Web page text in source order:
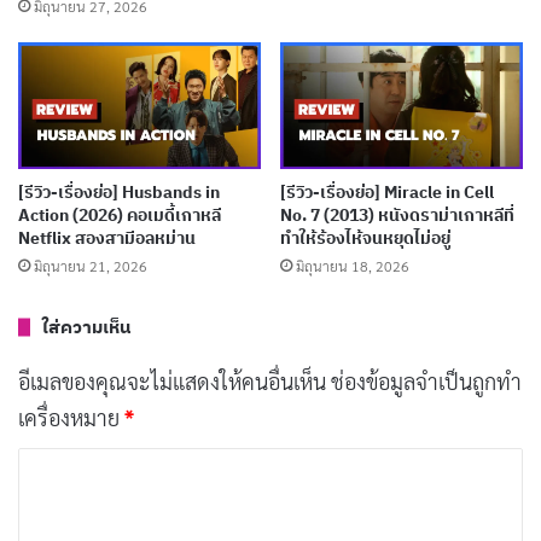
(Dae-geun) หนุ่มผู้นำเยาวชน และ บงซัม (Bong-sam)
หัวหน้าหมู่บ้านผู้มีนิสัยชอบแอบดู (voyeur) ที่เน้นทั้งภาพ
และ เสียง! ความผิดปกติในพฤติกรรมของบงซัมเริ่มถูก
จับตาโดยภรรยา ขณะเดียวกัน ซังชอล (Ahn Jeong-gyun)
อาชญากรหนีตายก็หลบหนีเข้ามาในหมู่บ้าน และบังคับ
ข่มขืนสองพี่น้อง แต่ที่น่าสนใจคือ ความสัมพันธ์ที่เริ่มจาก
การบังคับค่อยๆ เปลี่ยนเป็นความต้องการร่วมกัน และ
พล็อตอาจดูเรียบง่าย สาวเมืองผู้กระหายทางเพศย้ายไป
ชนบท ชายท้องถิ่นลุ่มหลง แต่พวกเธอกลับพอใจกับการ
สำเร็จความใคร่ จนกระทั่งชายแปลกหน้าบุกเข้ามาและได้
มิถุนายน 27, 2026
[รีวิว-เรื่องย่อ] Husbands in
Action (2026) คอเมดี้เกาหลี
Netflix สองสามีอลหม่าน
มิถุนายน 21, 2026
[รีวิว-เรื่องย่อ] Miracle in Cell
No. 7 (2013) หนังดราม่าเกาหลีที่
ทำให้ร้องไห้จนหยุดไม่อยู่
มิถุนายน 18, 2026
ใส่ความเห็น
อีเมลของคุณจะไม่แสดงให้คนอื่นเห็นช่องข้อมูลจำเป็นถูกทำ
เครื่องหมาย *